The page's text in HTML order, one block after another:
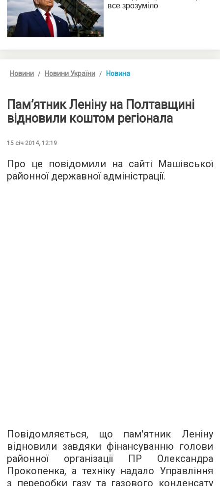
Новини Новини України Новина
Пам’ятник Леніну на Полтавщині
відновили коштом регіонала
15 січ 2014, 12:19
Про це повідомили на сайті Машівської
районної державної адміністрації.
Повідомляється, що пам'ятник Леніну
відновили завдяки фінансуванню голови
районної організації ПР Олександра
Прокопенка, а техніку надало Управління
з переробки газу та газового конденсату